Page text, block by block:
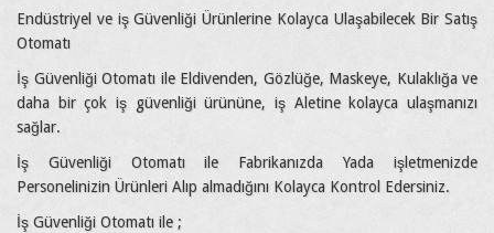
Endüstriyel ve iş Güvenliği Ürünlerine Kolayca Ulaşabilecek Bir Satış
Otomatı
İş Güvenliği Otomatı ile Eldivenden, Gözlüğe, Maskeye, Kulaklığa ve
daha bir çok iş güvenliği ürününe, iş Aletine kolayca ulaşmanızı
sağlar.
İş Güvenliği Otomatı ile Fabrikanızda Yada işletmenizde
Personelinizin Ürünleri Alıp almadığını Kolayca Kontrol Edersiniz.
İş Güvenliği Otomatı ile ;